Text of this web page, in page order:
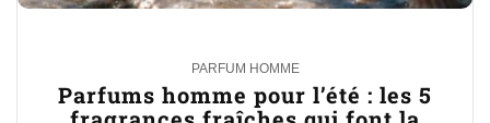
PARFUM HOMME
Parfums homme pour l’été : les 5